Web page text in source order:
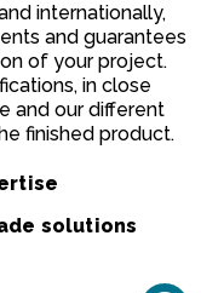
internationally,
and guarantees
of your project.
in close
and our different
finished product.
solutions